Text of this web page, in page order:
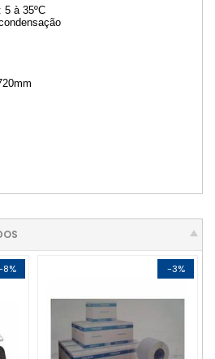
5 à 35ºC
-3%